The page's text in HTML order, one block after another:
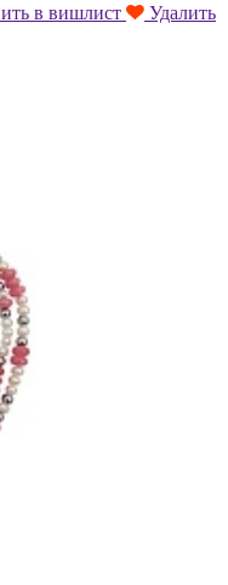
в вишлист
Удалить